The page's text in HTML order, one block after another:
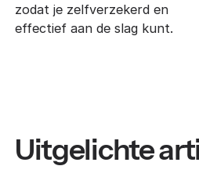
zodat je zelfverzekerd en
effectief aan de slag kunt.
Uitgelichte